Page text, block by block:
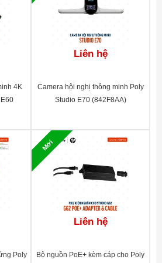
x 1050)
nội dung (Đầu ra):
4K
Liên hệ
Camera hội nghị thông minh Poly
Studio E70 (842F8AA)
Poly
Mới
Liên hệ
Bộ nguồn PoE+ kèm cáp cho Poly